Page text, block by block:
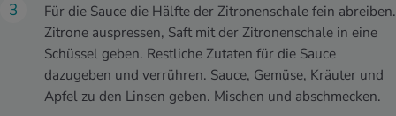
Für die Sauce die Hälfte der Zitronenschale fein abreiben.
Zitrone auspressen, Saft mit der Zitronenschale in eine
Schüssel geben. Restliche Zutaten für die Sauce
dazugeben und verrühren. Sauce, Gemüse, Kräuter und
Apfel zu den Linsen geben. Mischen und abschmecken.